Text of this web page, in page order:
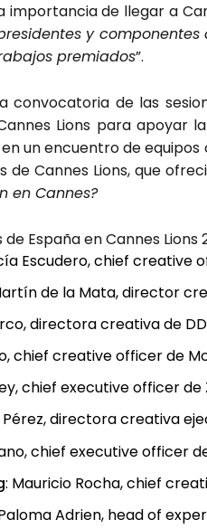
impor­tan­cia de lle­gar a
y
pre­mia­dos”.
con­vo­ca­to­ria de las
Lions para apo­yar
en un encuen­tro de
de Can­nes Lions, que
en Can­nes?
Espa­ña en Can­nes Lions
Escu­de­ro, chief crea­ti­ve
de la Mata, direc­tor
direc­to­ra crea­ti­va de
chief crea­ti­ve offi­cer de
chief execu­ti­ve offi­cer de
Pérez, direc­to­ra crea­ti­va
chief execu­ti­ve offi­cer
: Mau­ri­cio Rocha, chief
Adrien, head of